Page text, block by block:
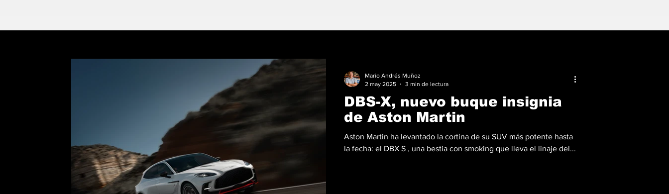
DBS-X, nuevo buque insignia
de Aston Martin
Aston Martin ha levantado la cortina de su SUV más potente hasta
la fecha: el DBX S , una bestia con smoking que lleva el linaje del...
Mario Andrés Muñoz
2 may 2025
3 min de lectura